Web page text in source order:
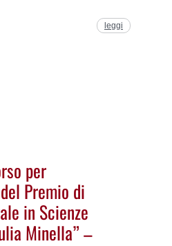
leggi
per
Premio di
in Scienze
Minella” –